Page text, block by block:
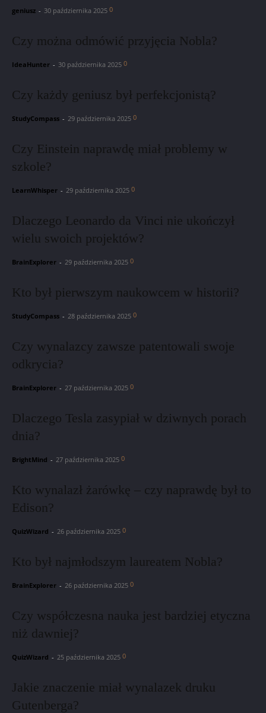
geniusz - 30 października 2025 0
Czy można odmówić przyjęcia Nobla?
IdeaHunter - 30 października 2025 0
Czy każdy geniusz był perfekcjonistą?
StudyCompass - 29 października 2025 0
Czy Einstein naprawdę miał problemy w
szkole?
LearnWhisper - 29 października 2025 0
Dlaczego Leonardo da Vinci nie ukończył
wielu swoich projektów?
BrainExplorer - 29 października 2025 0
Kto był pierwszym naukowcem w historii?
StudyCompass - 28 października 2025 0
Czy wynalazcy zawsze patentowali swoje
odkrycia?
BrainExplorer - 27 października 2025 0
Dlaczego Tesla zasypiał w dziwnych porach
dnia?
BrightMind - 27 października 2025 0
Kto wynalazł żarówkę – czy naprawdę był to
Edison?
QuizWizard - 26 października 2025 0
Kto był najmłodszym laureatem Nobla?
BrainExplorer - 26 października 2025 0
Czy współczesna nauka jest bardziej etyczna
niż dawniej?
QuizWizard - 25 października 2025 0
Jakie znaczenie miał wynalazek druku
Gutenberga?